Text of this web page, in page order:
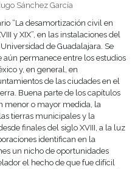
Sánchez García
“La desamortización civil en
y XIX”, en las instalaciones del
de Guadalajara. Se
permanece entre los estudios
y, en general, en
de las ciudades en el
Buena parte de los capítulos
menor o mayor medida, la
tierras municipales y la
finales del siglo XVIII, a la luz
identifican en la
un nicho de oportunidades
el hecho de que fue difícil